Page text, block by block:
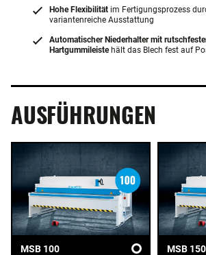
Hohe Flexibilität im Fertigungsprozess
variantenreiche Ausstattung
Automatischer Niederhalter mit
Hartgummileistehält das Blech fest auf
AUSFÜHRUNGEN
MSB 100
MSB 150